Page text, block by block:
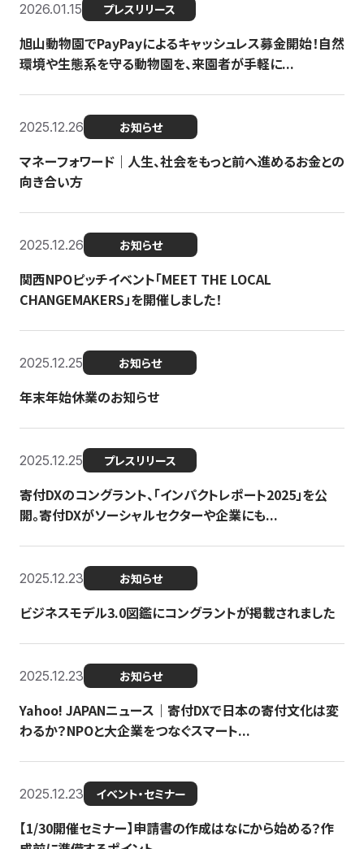
2026.01.15 プレスリリース
旭山動物園でPayPayによるキャッシュレス募金開始！自然
環境や生態系を守る動物園を、来園者が手軽に...
2025.12.26 お知らせ
マネーフォワード｜人生、社会をもっと前へ進めるお金との
向き合い方
2025.12.26 お知らせ
関西NPOピッチイベント「MEET THE LOCAL
CHANGEMAKERS」を開催しました！
2025.12.25 お知らせ
年末年始休業のお知らせ
2025.12.25 プレスリリース
寄付DXのコングラント、「インパクトレポート2025」を公
開。寄付DXがソーシャルセクターや企業にも...
2025.12.23 お知らせ
ビジネスモデル3.0図鑑にコングラントが掲載されました
2025.12.23 お知らせ
Yahoo! JAPANニュース｜寄付DXで日本の寄付文化は変
わるか？NPOと大企業をつなぐスマート...
2025.12.23 イベント・セミナー
【1/30開催セミナー】申請書の作成はなにから始める？作